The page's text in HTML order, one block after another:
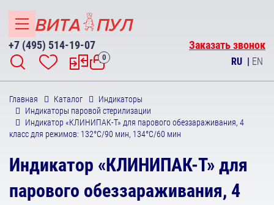
+7 (495) 514-19-07 Заказать звонок
0 RU | EN
Главная Каталог
Индикаторы
Индикаторы паровой стерилизации
Индикатор «КЛИНИПАК-Т» для парового обеззараживания, 4
класс для режимов: 132°С/90 мин, 134°С/60 мин
Индикатор «КЛИНИПАК-Т» для
парового обеззараживания, 4